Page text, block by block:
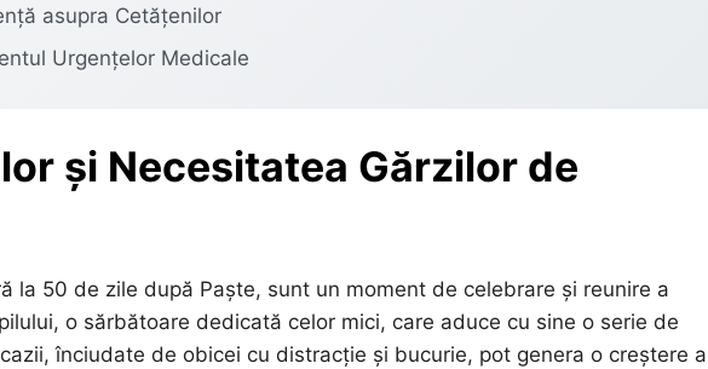
asupra Cetățenilor
Urgențelor Medicale
și Necesitatea Gărzilor de
la 50 de zile după Paște, sunt un moment de celebrare și reunire a
o sărbătoare dedicată celor mici, care aduce cu sine o serie de
înciudate de obicei cu distracție și bucurie, pot genera o creștere a